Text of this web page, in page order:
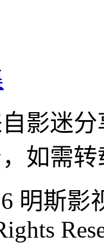
影迷
如需
明斯影